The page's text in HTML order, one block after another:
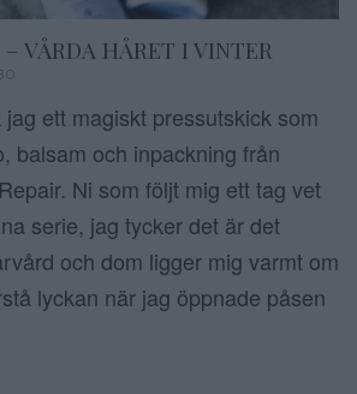
– VÅRDA HÅRET I VINTER
ett magiskt pressutskick som
balsam och inpackning från
Ni som följt mig ett tag vet
serie, jag tycker det är det
och dom ligger mig varmt om
lyckan när jag öppnade påsen